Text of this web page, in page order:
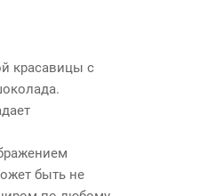
красавицы с
быть не